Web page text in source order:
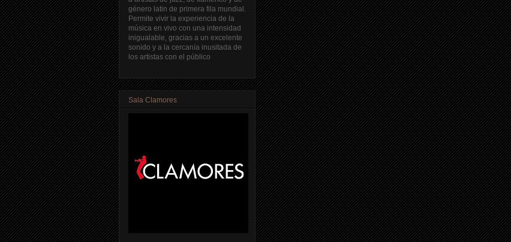
género latin de primera fila mundial.
Permite vivir la experiencia de la
música en vivo con una intensidad
inigualable, gracias a un excelente
sonido y a la cercanía inusitada de
los artistas con el público
Sala Clamores